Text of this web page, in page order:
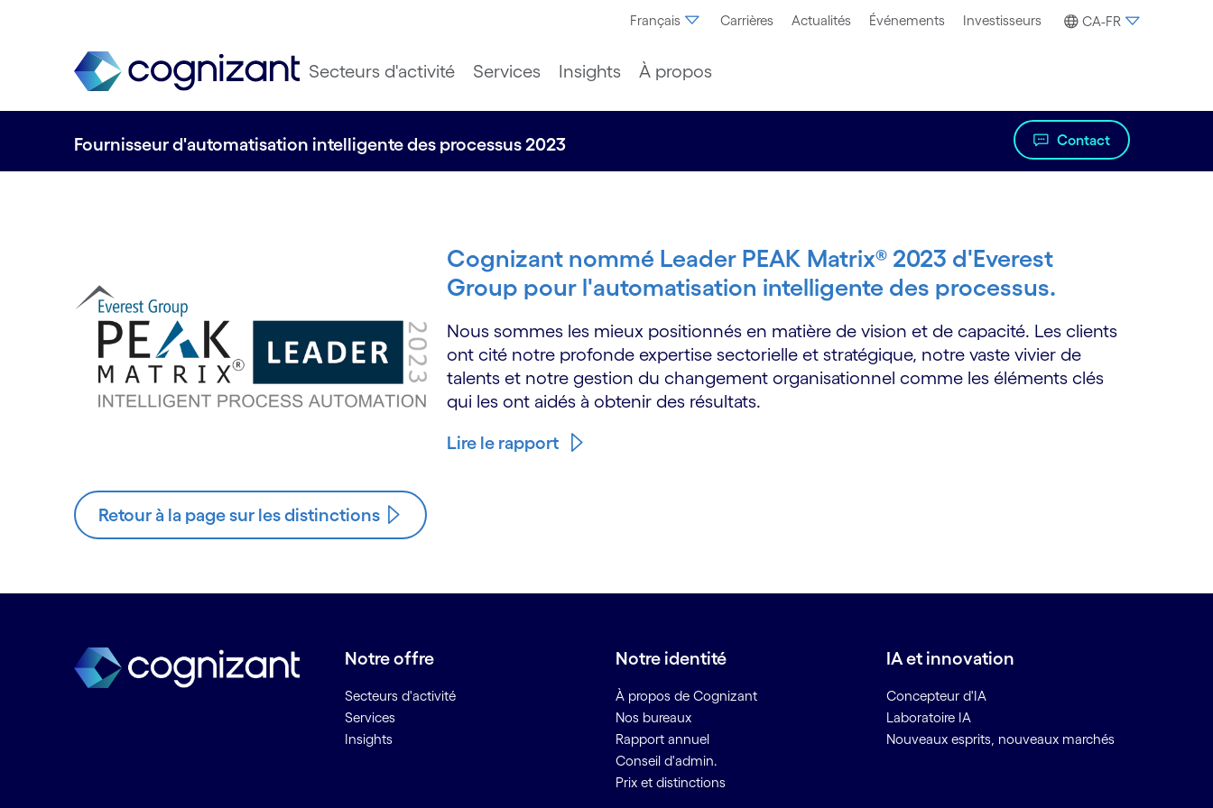
Français Carrières Actualités Événements Investisseurs CA-FR
Secteurs d'activité Services Insights À propos
Fournisseur d'automatisation intelligente des processus 2023 Contact
Cognizant nommé Leader PEAK Matrix® 2023 d'Everest
Group pour l'automatisation intelligente des processus.
Nous sommes les mieux positionnés en matière de vision et de capacité. Les clients
ont cité notre profonde expertise sectorielle et stratégique, notre vaste vivier de
talents et notre gestion du changement organisationnel comme les éléments clés
qui les ont aidés à obtenir des résultats.
Lire le rapport
Retour à la page sur les distinctions
Notre offre
Secteurs d'activité
Services
Insights
Notre identité
À propos de Cognizant
Nos bureaux
Rapport annuel
Conseil d'admin.
Prix et distinctions
IA et innovation
Concepteur d'IA
Laboratoire IA
Nouveaux esprits, nouveaux marchés